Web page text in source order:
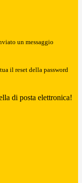
un messaggio
il reset della password
di posta elettronica!